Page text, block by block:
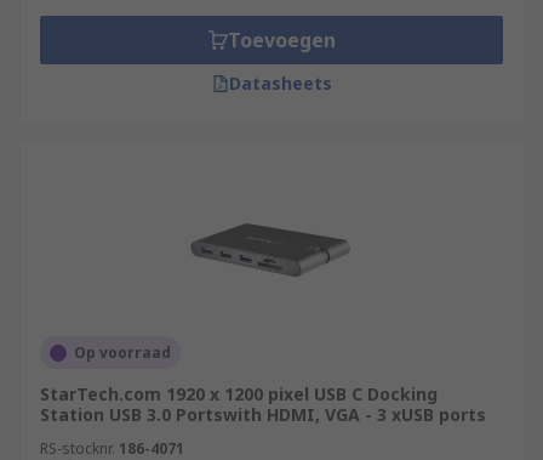
Toevoegen
Datasheets
Op voorraad
StarTech.com 1920 x 1200 pixel USB C Docking
Station USB 3.0 Portswith HDMI, VGA - 3 xUSB ports
RS-stocknr. 186-4071